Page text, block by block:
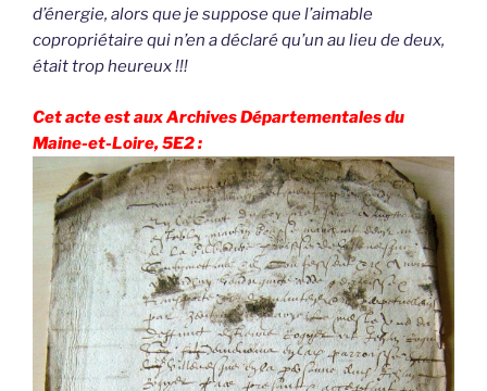
d’énergie, alors que je suppose que l’aimable
copropriétaire qui n’en a déclaré qu’un au lieu de deux,
était trop heureux !!!
Cet acte est aux Archives Départementales du
Maine-et-Loire, 5E2 :